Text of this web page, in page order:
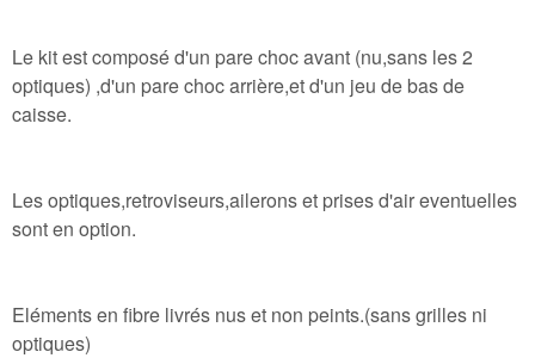
Le kit est composé d'un pare choc avant (nu,sans les 2
optiques) ,d'un pare choc arrière,et d'un jeu de bas de
caisse.
Les optiques,retroviseurs,ailerons et prises d'air eventuelles
sont en option.
Eléments en fibre livrés nus et non peints.(sans grilles ni
optiques)